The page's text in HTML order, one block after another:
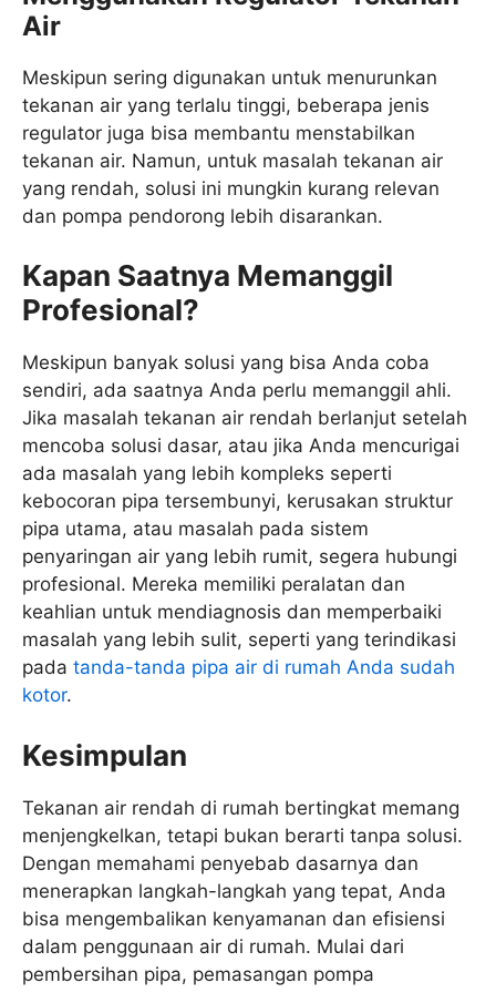
Air
Meskipun sering digunakan untuk menurunkan
tekanan air yang terlalu tinggi, beberapa jenis
regulator juga bisa membantu menstabilkan
tekanan air. Namun, untuk masalah tekanan air
yang rendah, solusi ini mungkin kurang relevan
dan pompa pendorong lebih disarankan.
Kapan Saatnya Memanggil
Profesional?
Meskipun banyak solusi yang bisa Anda coba
sendiri, ada saatnya Anda perlu memanggil ahli.
Jika masalah tekanan air rendah berlanjut setelah
mencoba solusi dasar, atau jika Anda mencurigai
ada masalah yang lebih kompleks seperti
kebocoran pipa tersembunyi, kerusakan struktur
pipa utama, atau masalah pada sistem
penyaringan air yang lebih rumit, segera hubungi
profesional. Mereka memiliki peralatan dan
keahlian untuk mendiagnosis dan memperbaiki
masalah yang lebih sulit, seperti yang terindikasi
pada tanda-tanda pipa air di rumah Anda sudah
kotor.
Kesimpulan
Tekanan air rendah di rumah bertingkat memang
menjengkelkan, tetapi bukan berarti tanpa solusi.
Dengan memahami penyebab dasarnya dan
menerapkan langkah-langkah yang tepat, Anda
bisa mengembalikan kenyamanan dan efisiensi
dalam penggunaan air di rumah. Mulai dari
pembersihan pipa, pemasangan pompa